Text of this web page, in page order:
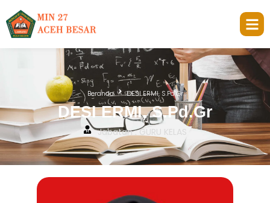
Beranda DESI ERMI, S.Pd.Gr
DESI ERMI, S.Pd.Gr
Jabatan : GURU KELAS